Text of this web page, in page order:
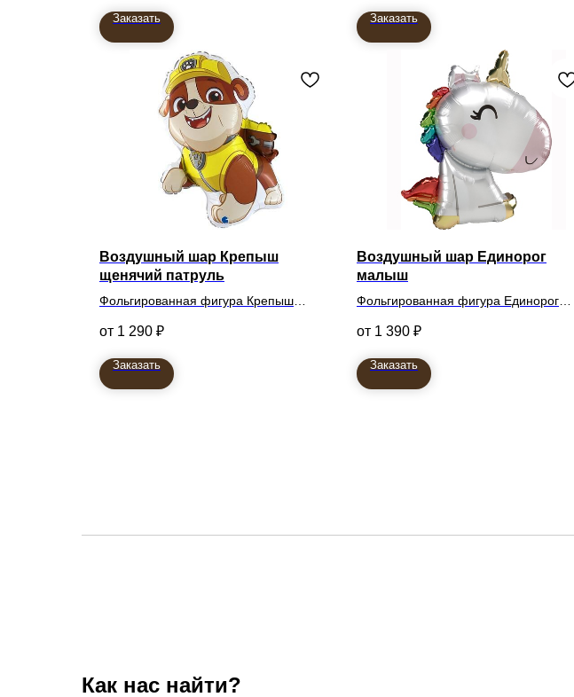
Заказать Заказать
Воздушный шар Крепыш
щенячий патруль
Фольгированная фигура Крепыш
1 290 ₽
Заказать
Воздушный шар Единорог
малыш
Фольгированная фигура Единорог
85см1 390 ₽
Заказать
Как нас найти?